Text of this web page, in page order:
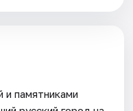
и памятниками